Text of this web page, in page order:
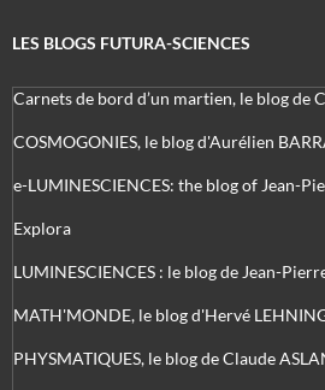
LES BLOGS FUTURA-SCIENCES
Carnets de bord d’un martien, le blog de
COSMOGONIES, le blog d'Aurélien
e-LUMINESCIENCES: the blog of Jean-
Explora
LUMINESCIENCES : le blog de Jean-
MATH'MONDE, le blog d'Hervé
PHYSMATIQUES, le blog de Claude